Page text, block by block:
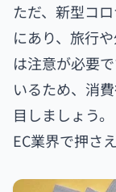
ただ、新型コ
にあり、旅行
は注意が必要
いるため、消
目しましょう。
EC業界で押さ